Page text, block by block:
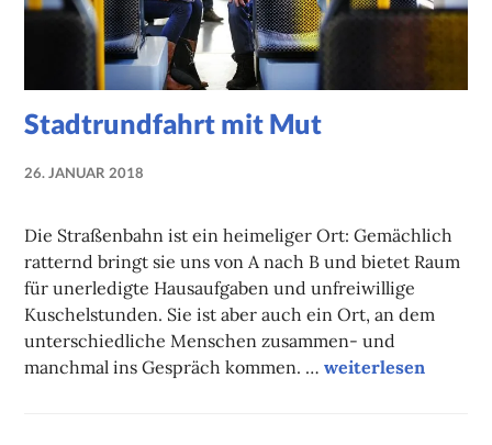
Stadtrundfahrt mit Mut
26. JANUAR 2018
Die Straßenbahn ist ein heimeliger Ort: Gemächlich
ratternd bringt sie uns von A nach B und bietet Raum
für unerledigte Hausaufgaben und unfreiwillige
Kuschelstunden. Sie ist aber auch ein Ort, an dem
unterschiedliche Menschen zusammen- und
manchmal ins Gespräch kommen. …Stadtrundfahrt
weiterlesen